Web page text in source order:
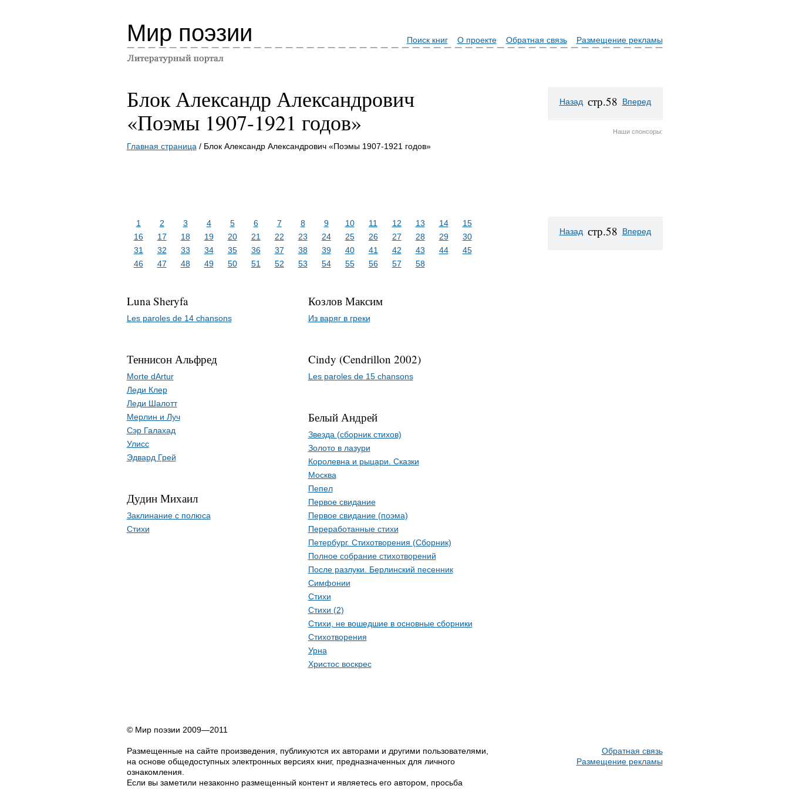
Мир поэзии Поиск книг О проекте Обратная связь Размещение рекламы
Блок Александр Александрович
«Поэмы 1907-1921 годов»
Главная страница / Блок Александр Александрович «Поэмы 1907-1921 годов»
Назад стр.58 Вперед
Наши спонсоры:
1 2 3 4 5 6 7 8 9 10 11 12 13 14
15
16
17 18 19 20 21 22 23 24 25 26 27 28 29
30
31
32 33 34 35 36 37 38 39 40 41 42 43 44
45
46
47 48 49 50 51 52 53 54 55 56 57 58
Luna Sheryfa
Les paroles de 14 chansons
Теннисон Альфред
Morte dArtur
Леди Клер
Леди Шалотт
Мерлин и Луч
Сэр Галахад
Улисс
Эдвард Грей
Дудин Михаил
Заклинание с полюса
Стихи
Козлов Максим
Из варяг в греки
Cindy (Cendrillon 2002)
Les paroles de 15 chansons
Белый Андрей
Звезда (сборник стихов)
Золото в лазури
Королевна и рыцари. Сказки
Москва
Пепел
Первое свидание
Первое свидание (поэма)
Переработанные стихи
Петербург. Стихотворения (Сборник)
Полное собрание стихотворений
После разлуки. Берлинский песенник
Симфонии
Стихи
Стихи (2)
Стихи, не вошедшие в основные сборники
Стихотворения
Урна
Христос воскрес
Назад стр.58 Вперед
© Мир поэзии 2009—2011
Размещенные на сайте произведения, публикуются их авторами и другими пользователями,
на основе общедоступных электронных версиях книг, предназначенных для личного
ознакомления.
Если вы заметили незаконно размещенный контент и являетесь его автором, просьба
Обратная связь
Размещение рекламы